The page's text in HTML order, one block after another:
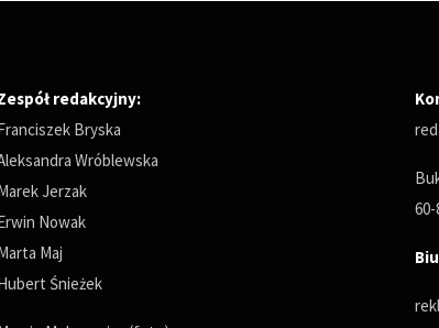
redakcyjny:
Bryska
Wróblewska
Jerzak
Nowak
Maj
Śnieżek